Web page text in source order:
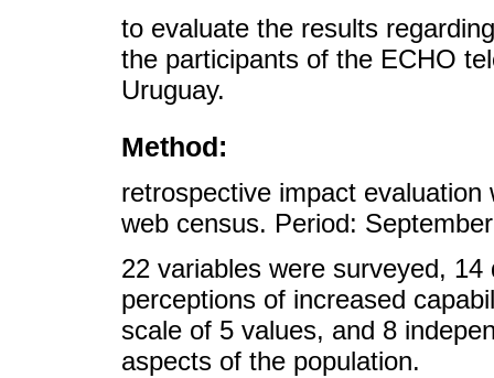
to evaluate the results
the participants of the ECHO
Uruguay.
Method:
retrospective impact
web census. Period:
22 variables were surveyed,
perceptions of increased
scale of 5 values, and 8
aspects of the population.